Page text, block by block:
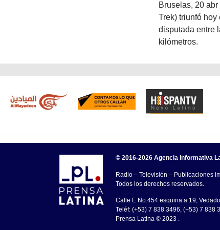
Bruselas, 20
Trek) triunfó
disputada entre
kilómetros.
© 2016-2026 Agencia Informativa
Radio – Televisión – Publicaciones
Todos los derechos reservados.
Calle E No.454 esquina a 19,
Teléf: (+53) 7 838 3496, (+53) 7 838
Prensa Latina © 2023 .